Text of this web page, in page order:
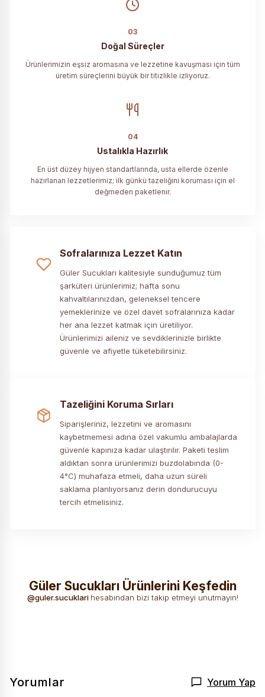
03
Doğal Süreçler
Ürünlerimizin eşsiz aromasına ve lezzetine kavuşması için tüm
üretim süreçlerini büyük bir titizlikle izliyoruz.
04
Ustalıkla Hazırlık
En üst düzey hijyen standartlarında, usta ellerde özenle
hazırlanan lezzetlerimiz; ilk günkü tazeliğini koruması için el
değmeden paketlenir.
Sofralarınıza Lezzet Katın
Güler Sucukları kalitesiyle sunduğumuz tüm
şarküteri ürünlerimiz; hafta sonu
kahvaltılarınızdan, geleneksel tencere
yemeklerinize ve özel davet sofralarınıza kadar
her ana lezzet katmak için üretiliyor.
Ürünlerimizi aileniz ve sevdiklerinizle birlikte
güvenle ve afiyetle tüketebilirsiniz.
Tazeliğini Koruma Sırları
Siparişleriniz, lezzetini ve aromasını
kaybetmemesi adına özel vakumlu ambalajlarda
güvenle kapınıza kadar ulaştırılır. Paketi teslim
aldıktan sonra ürünlerimizi buzdolabında (0-
4°C) muhafaza etmeli, daha uzun süreli
saklama planlıyorsanız derin dondurucuyu
tercih etmelisiniz.
Güler Sucukları Ürünlerini Keşfedin
@guler.sucuklari hesabından bizi takip etmeyi unutmayın!
Güler Sucukları
ile doğa molası
Her dilimde
emek, her
lokmada gerçek
Doğal içerik,
eşsiz kıvam,
Sadece etin en
saf, en doğal
Yorumlar Yorum Yap